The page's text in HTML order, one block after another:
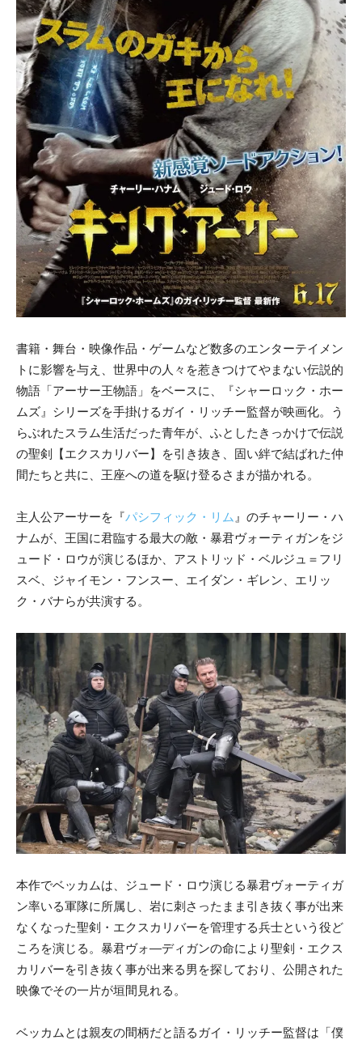
書籍・舞台・映像作品・ゲームなど数多のエンターテイメン
トに影響を与え、世界中の人々を惹きつけてやまない伝説的
物語「アーサー王物語」をベースに、『シャーロック・ホー
ムズ』シリーズを手掛けるガイ・リッチー監督が映画化。う
らぶれたスラム生活だった青年が、ふとしたきっかけで伝説
の聖剣【エクスカリバー】を引き抜き、固い絆で結ばれた仲
間たちと共に、王座への道を駆け登るさまが描かれる。
主人公アーサーを『パシフィック・リム 』のチャーリー・ハ
ナムが、王国に君臨する最大の敵・暴君ヴォーティガンをジ
ュード・ロウが演じるほか、アストリッド・ベルジュ＝フリ
スベ、ジャイモン・フンスー、エイダン・ギレン、エリッ
ク・バナらが共演する。
本作でベッカムは、ジュード・ロウ演じる暴君ヴォーティガ
ン率いる軍隊に所属し、岩に刺さったまま引き抜く事が出来
なくなった聖剣・エクスカリバーを管理する兵士という役ど
ころを演じる。暴君ヴォ―ディガンの命により聖剣・エクス
カリバーを引き抜く事が出来る男を探しており、公開された
映像でその一片が垣間見れる。
ベッカムとは親友の間柄だと語るガイ・リッチー監督は「僕